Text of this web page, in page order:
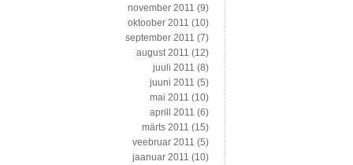
november 2011 (9)
oktoober 2011 (10)
september 2011 (7)
august 2011 (12)
juuli 2011 (8)
juuni 2011 (5)
mai 2011 (10)
aprill 2011 (6)
märts 2011 (15)
veebruar 2011 (5)
jaanuar 2011 (10)